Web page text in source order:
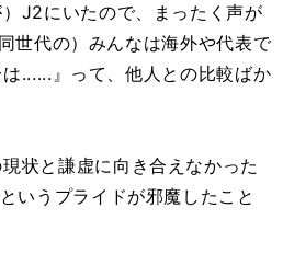
J2にいたので、まったく声が
世代の）みんなは海外や代表で
......』って、他人との比較ばか
状と謙虚に向き合えなかった
いうプライドが邪魔したこと